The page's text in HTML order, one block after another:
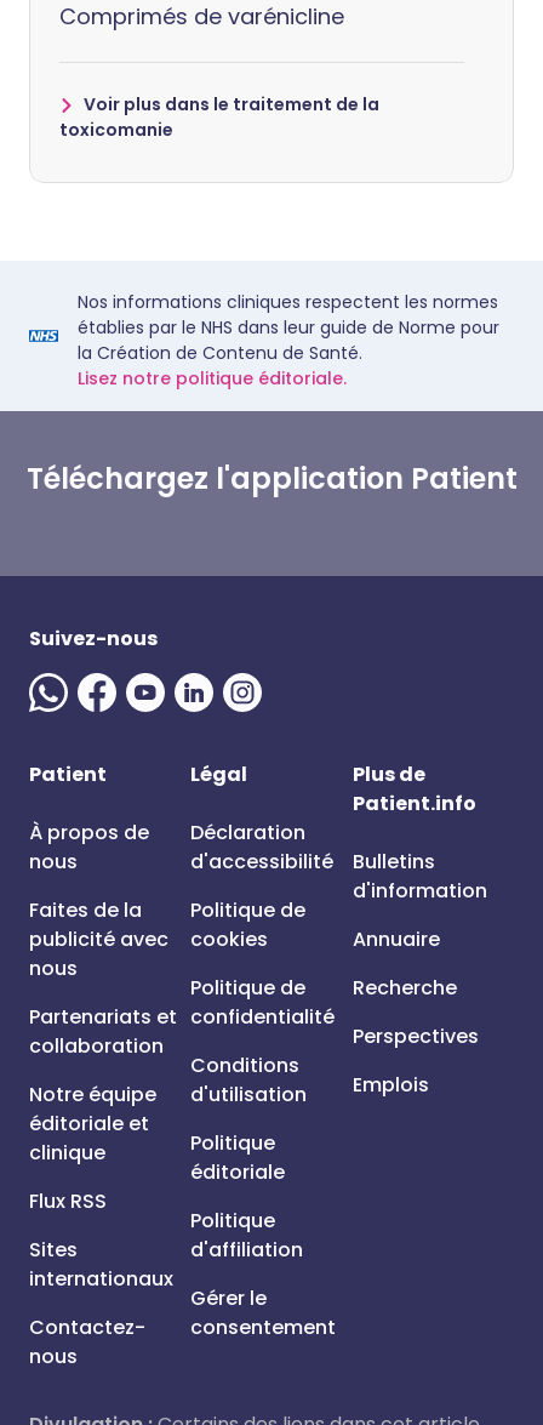
Comprimés de varénicline
Voir plus dans le traitement de la
toxicomanie
Nos informations cliniques respectent les normes
établies par le NHS dans leur guide de Norme pour
la Création de Contenu de Santé.
Lisez notre politique éditoriale.
Téléchargez l'application Patient
Suivez-nous
Patient
À propos de
nous
Faites de la
publicité avec
nous
Partenariats et
collaboration
Notre équipe
éditoriale et
clinique
Flux RSS
Sites
internationaux
Contactez-
nous
Légal
Déclaration
d'accessibilité
Politique de
cookies
Politique de
confidentialité
Conditions
d'utilisation
Politique
éditoriale
Politique
d'affiliation
Gérer le
consentement
Plus de
Patient.info
Bulletins
d'information
Annuaire
Recherche
Perspectives
Emplois